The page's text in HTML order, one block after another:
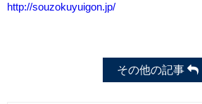
http://souzokuyuigon.jp/
その他の記事